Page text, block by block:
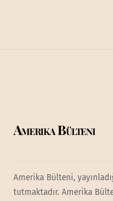
Amerika Bülteni
Amerika Bülteni,
tutmaktadır. Amerika